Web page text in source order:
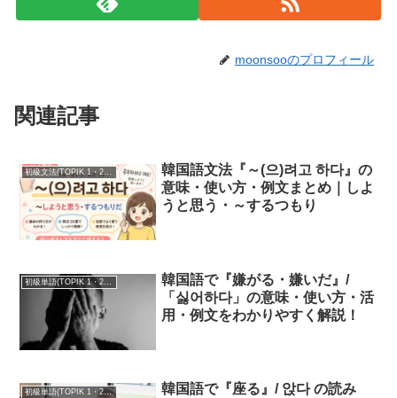
moonsooのプロフィール
関連記事
初級文法(TOPIK 1・2級)
韓国語文法『～(으)려고 하다』の
意味・使い方・例文まとめ｜しよ
うと思う・～するつもり
韓国語で『嫌がる・嫌いだ』/
「싫어하다」の意味・使い方・活
用・例文をわかりやすく解説！
初級単語(TOPIK 1・2級)
韓国語で『座る』/ 앉다 の読み